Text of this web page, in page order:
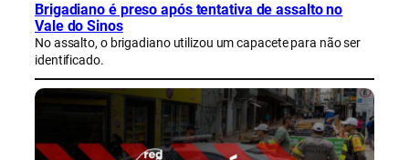
Brigadiano é preso após tentativa de assalto no
Vale do Sinos
No assalto, o brigadiano utilizou um capacete para não ser
identificado.